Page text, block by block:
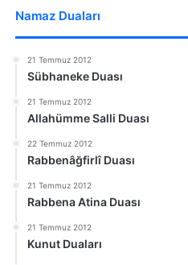
Namaz Duaları
21 Temmuz 2012
Sübhaneke Duası
21 Temmuz 2012
Allahümme Salli Duası
22 Temmuz 2012
Rabbenâğfirlî Duası
21 Temmuz 2012
Rabbena Atina Duası
21 Temmuz 2012
Kunut Duaları